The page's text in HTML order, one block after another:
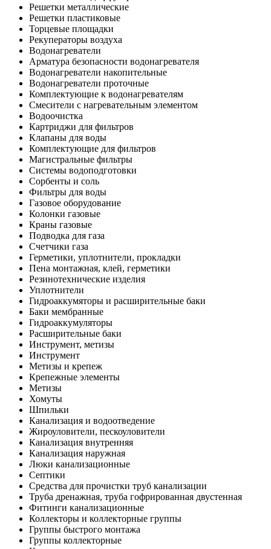
Решетки металлические
Решетки пластиковые
Торцевые площадки
Рекуператоры воздуха
Водонагреватели
Арматура безопасности водонагревателя
Водонагреватели накопительные
Водонагреватели проточные
Комплектующие к водонагревателям
Смесители с нагревательным элементом
Водоочистка
Картриджи для фильтров
Клапаны для воды
Комплектующие для фильтров
Магистральные фильтры
Системы водоподготовки
Сорбенты и соль
Фильтры для воды
Газовое оборудование
Колонки газовые
Краны газовые
Подводка для газа
Счетчики газа
Герметики, уплотнители, прокладки
Пена монтажная, клей, герметики
Резинотехнические изделия
Уплотнители
Гидроаккумяторы и расширительные баки
Баки мембранные
Гидроаккумуляторы
Расширительные баки
Инструмент, метизы
Инструмент
Метизы и крепеж
Крепежные элементы
Метизы
Хомуты
Шпильки
Канализация и водоотведение
Жироуловители, пескоуловители
Канализация внутренняя
Канализация наружная
Люки канализационные
Септики
Средства для прочистки труб канализации
Труба дренажная, труба гофрированная двустенная
Фитинги канализационные
Коллекторы и коллекторные группы
Группы быстрого монтажа
Группы коллекторные